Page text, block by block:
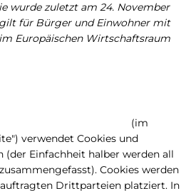
wurde zuletzt am 24. November
für Bürger und Einwohner mit
Europäischen Wirtschaftsraum
(im
verwendet Cookies und
(der Einfachheit halber werden all
Cookies werden
Drittparteien platziert. In